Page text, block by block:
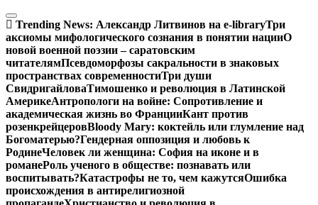
Перейти
к
содержимому
Trending News: Александр Литвинов на e-libraryТри
аксиомы мифологического сознания в понятии нацииО
новой военной поэзии – саратовским
читателямПсевдоморфозы сакральности в знаковых
пространствах современностиТри души
СвидригайловаТимошенко и революция в Латинской
АмерикеАнтропологи на войне: Сопротивление и
академическая жизнь во ФранцииКант против
розенкрейцеровBloody Mary: коктейль или глумление над
Богоматерью?Гендерная оппозиция и любовь к
РодинеЧеловек ли женщина: София на иконе и в
романеРоль ученого в обществе: познавать или
воспитывать?Катастрофы не то, чем кажутсяОшибка
происхождения в антирелигиозной